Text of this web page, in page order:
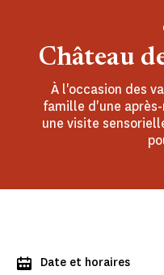
Château
À l'occasion des
famille d'une
une visite
Date et horaires